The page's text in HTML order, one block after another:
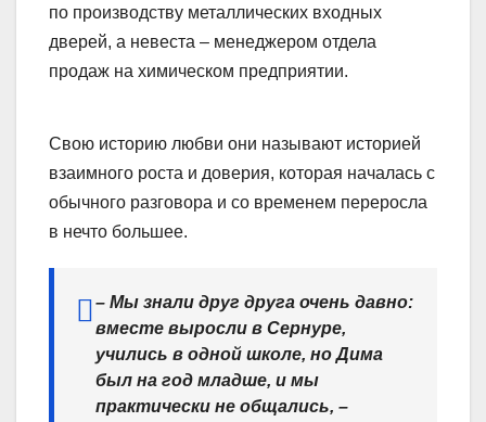
по производству металлических входных
дверей, а невеста – менеджером отдела
продаж на химическом предприятии.
Свою историю любви они называют историей
взаимного роста и доверия, которая началась с
обычного разговора и со временем переросла
в нечто большее.
– Мы знали друг друга очень давно:
вместе выросли в Сернуре,
учились в одной школе, но Дима
был на год младше, и мы
практически не общались, –